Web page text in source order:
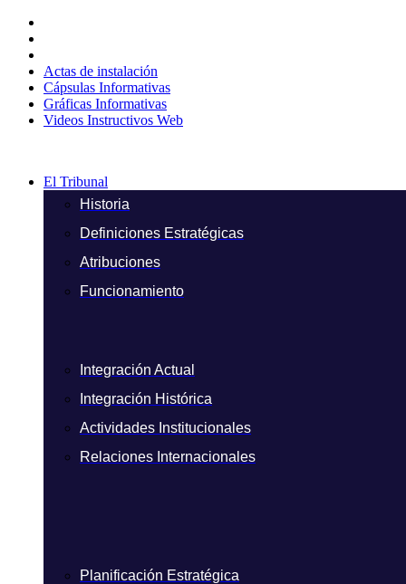
contenido
Actas de instalación
Cápsulas Informativas
Gráficas Informativas
Videos Instructivos Web
El Tribunal
Historia
Definiciones Estratégicas
Atribuciones
Funcionamiento
Integración Actual
Integración Histórica
Actividades Institucionales
Relaciones Internacionales
Planificación Estratégica